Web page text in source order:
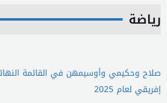
رياضة
صلاح وحكيمي وأوسيمهن في القائمة
إفريقي لعام 2025